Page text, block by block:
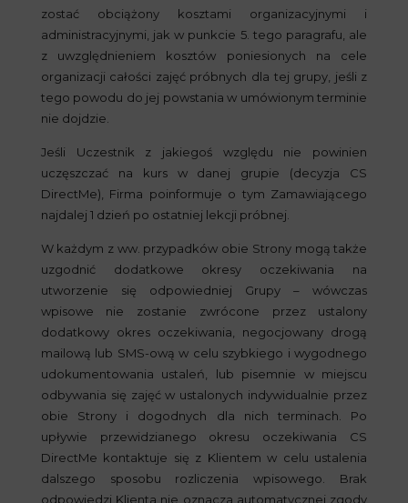
zostać obciążony kosztami organizacyjnymi i
administracyjnymi, jak w punkcie 5. tego paragrafu, ale
z uwzględnieniem kosztów poniesionych na cele
organizacji całości zajęć próbnych dla tej grupy, jeśli z
tego powodu do jej powstania w umówionym terminie
nie dojdzie.
Jeśli Uczestnik z jakiegoś względu nie powinien
uczęszczać na kurs w danej grupie (decyzja CS
DirectMe), Firma poinformuje o tym Zamawiającego
najdalej 1 dzień po ostatniej lekcji próbnej.
W każdym z ww. przypadków obie Strony mogą także
uzgodnić dodatkowe okresy oczekiwania na
utworzenie się odpowiedniej Grupy – wówczas
wpisowe nie zostanie zwrócone przez ustalony
dodatkowy okres oczekiwania, negocjowany drogą
mailową lub SMS-ową w celu szybkiego i wygodnego
udokumentowania ustaleń, lub pisemnie w miejscu
odbywania się zajęć w ustalonych indywidualnie przez
obie Strony i dogodnych dla nich terminach. Po
upływie przewidzianego okresu oczekiwania CS
DirectMe kontaktuje się z Klientem w celu ustalenia
dalszego sposobu rozliczenia wpisowego. Brak
odpowiedzi Klienta nie oznacza automatycznej zgody